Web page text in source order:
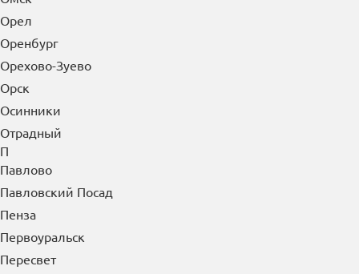
Ожерелье
Озерск
Озеры
Октябрьский
Омск
Орел
Оренбург
Орехово-Зуево
Орск
Осинники
Отрадный
П